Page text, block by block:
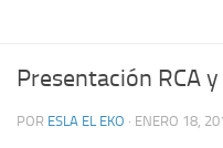
Presentación RCA
POR ESLA EL EKO · ENERO 18,